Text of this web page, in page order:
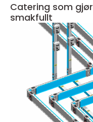
Catering som
smakfullt